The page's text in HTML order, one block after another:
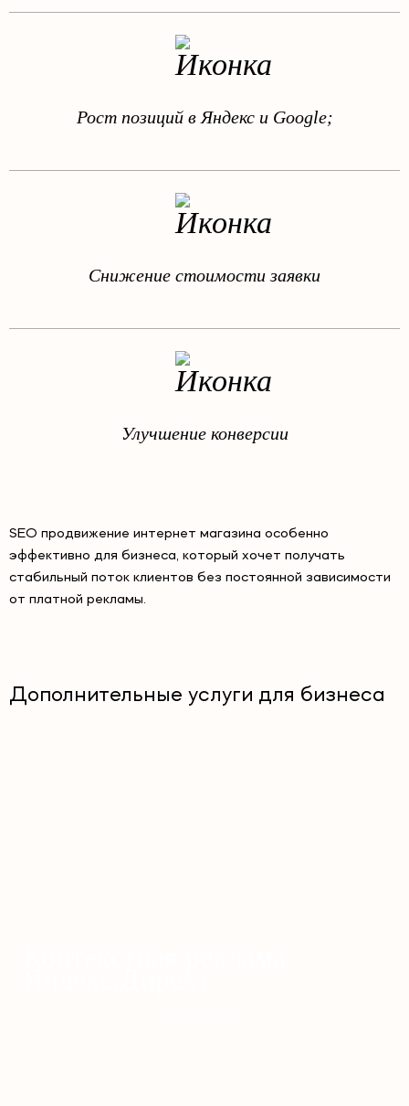
Рост позиций в Яндекс и Google;
Снижение стоимости заявки
Улучшение конверсии
SEO продвижение интернет магазина особенно
эффективно для бизнеса, который хочет получать
стабильный поток клиентов без постоянной зависимости
от платной рекламы.
Дополнительные услуги для бизнеса